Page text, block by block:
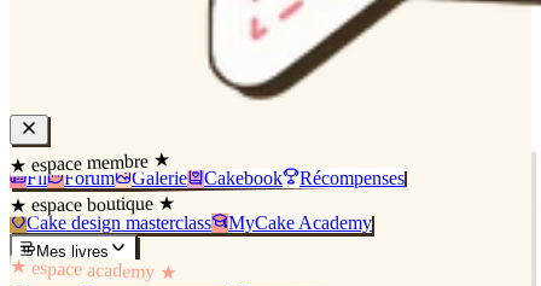
★ espace membre ★
Fil Forum Galerie Cakebook Récompenses
★ espace boutique ★
Cake design masterclass MyCake Academy
Mes livres
★ espace academy ★